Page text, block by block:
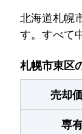
北海道札幌
す。すべて
札幌市東区
売却
専